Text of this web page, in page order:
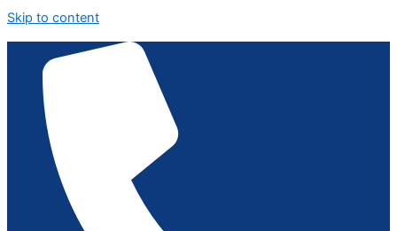
Skip to content